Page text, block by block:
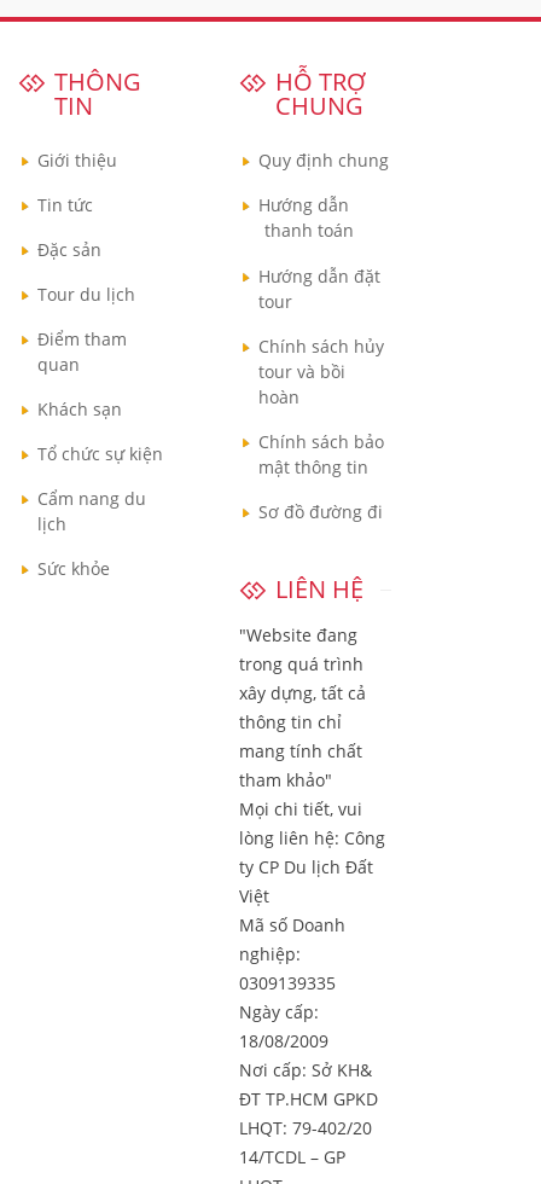
THÔNG
TIN
Giới thiệu
Tin tức
Đặc sản
Tour du lịch
Điểm tham
quan
Khách sạn
Tổ chức sự kiện
Cẩm nang du
lịch
Sức khỏe
HỖ TRỢ
CHUNG
Quy định chung
Hướng dẫn
thanh toán
Hướng dẫn đặt
tour
Chính sách hủy
tour và bồi
hoàn
Chính sách bảo
mật thông tin
Sơ đồ đường đi
LIÊN HỆ
"Website đang
trong quá trình
xây dựng, tất cả
thông tin chỉ
mang tính chất
tham khảo"
Mọi chi tiết, vui
lòng liên hệ: Công
ty CP Du lịch Đất
Việt
Mã số Doanh
nghiệp:
0309139335
Ngày cấp:
18/08/2009
Nơi cấp: Sở KH&
ĐT TP.HCM GPKD
LHQT: 79-402/20
14/TCDL – GP